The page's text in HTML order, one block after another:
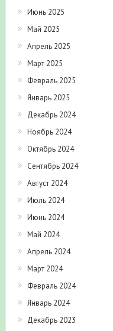
Июнь 2025
Май 2025
Апрель 2025
Март 2025
Февраль 2025
Январь 2025
Декабрь 2024
Ноябрь 2024
Октябрь 2024
Сентябрь 2024
Август 2024
Июль 2024
Июнь 2024
Май 2024
Апрель 2024
Март 2024
Февраль 2024
Январь 2024
Декабрь 2023